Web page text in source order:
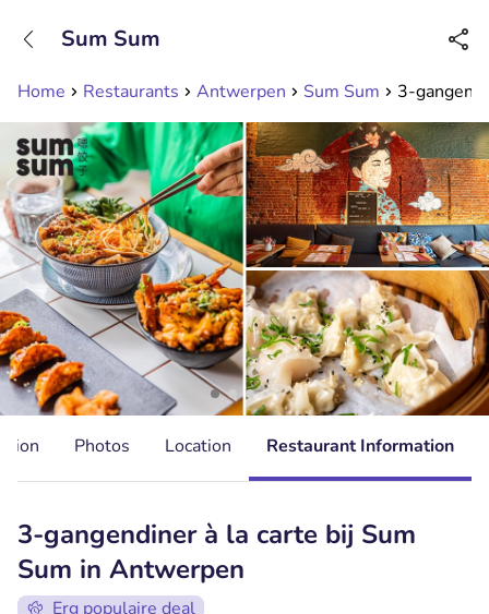
Available until 23:00
Home Restaurants Antwerpen Sum Sum 3-
Sum Sum
Photos Location Restaurant Information
3-gangendiner à la carte bij Sum
Sum in Antwerpen
Erg populaire deal